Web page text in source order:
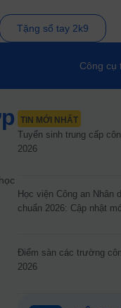
Tặng sổ tay 2k9
Công cụ
TIN MỚI NHẤT
Tuyển sinh trung cấp
2026
Học viện Công an Nhân
chuẩn 2026: Cập nhật
Điểm sàn các trường
2026